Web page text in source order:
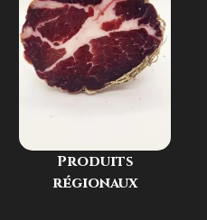
Produits
régionaux